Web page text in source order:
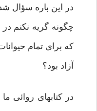
در این باره سؤال
چگونه گریه نکنم
که برای تمام
آزاد بود؟
در کتابهای روائی